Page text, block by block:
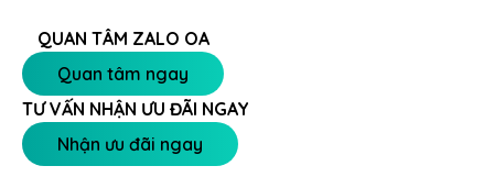
QUAN TÂM ZALO OA
Quan tâm ngay
TƯ VẤN NHẬN ƯU ĐÃI NGAY
Nhận ưu đãi ngay